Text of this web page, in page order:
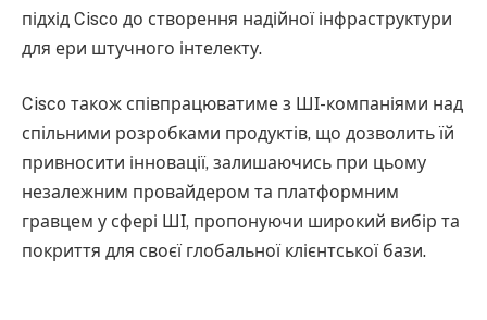
підхід Cisco до створення надійної інфраструктури
для ери штучного інтелекту.
Cisco також співпрацюватиме з ШІ-компаніями над
спільними розробками продуктів, що дозволить їй
привносити інновації, залишаючись при цьому
незалежним провайдером та платформним
гравцем у сфері ШІ, пропонуючи широкий вибір та
покриття для своєї глобальної клієнтської бази.